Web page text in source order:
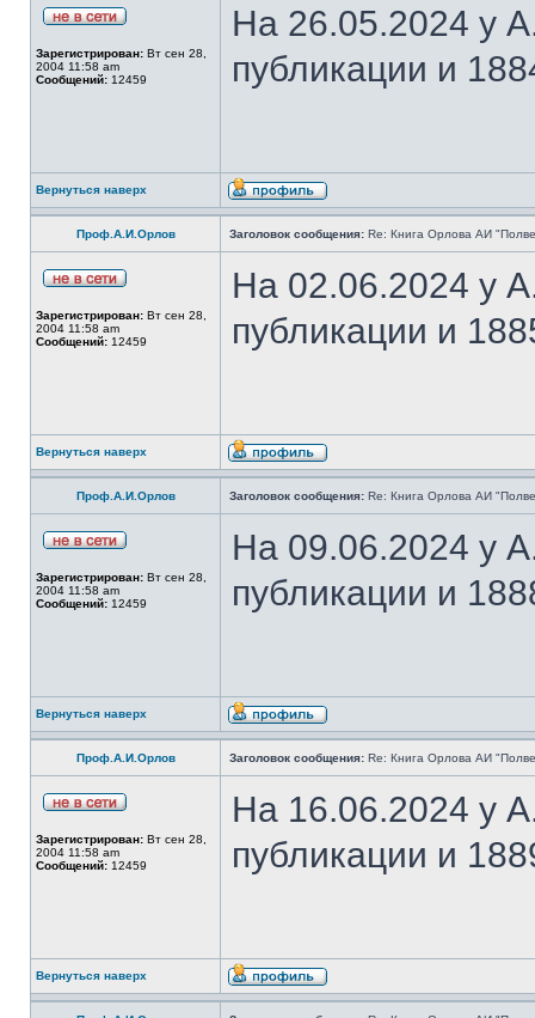
Зарегистрирован: Вт сен 28,
2004 11:58 am
Сообщений: 12459
На 26.05.2024 у
публикации и
Вернуться наверх
Проф.А.И.Орлов Заголовок сообщения: Re: Книга Орлова АИ
Зарегистрирован: Вт сен 28,
2004 11:58 am
Сообщений: 12459
На 02.06.2024 у
публикации и
Вернуться наверх
Проф.А.И.Орлов Заголовок сообщения: Re: Книга Орлова АИ
Зарегистрирован: Вт сен 28,
2004 11:58 am
Сообщений: 12459
На 09.06.2024 у
публикации и
Вернуться наверх
Проф.А.И.Орлов Заголовок сообщения: Re: Книга Орлова АИ
Зарегистрирован: Вт сен 28,
2004 11:58 am
Сообщений: 12459
На 16.06.2024 у
публикации и
Вернуться наверх